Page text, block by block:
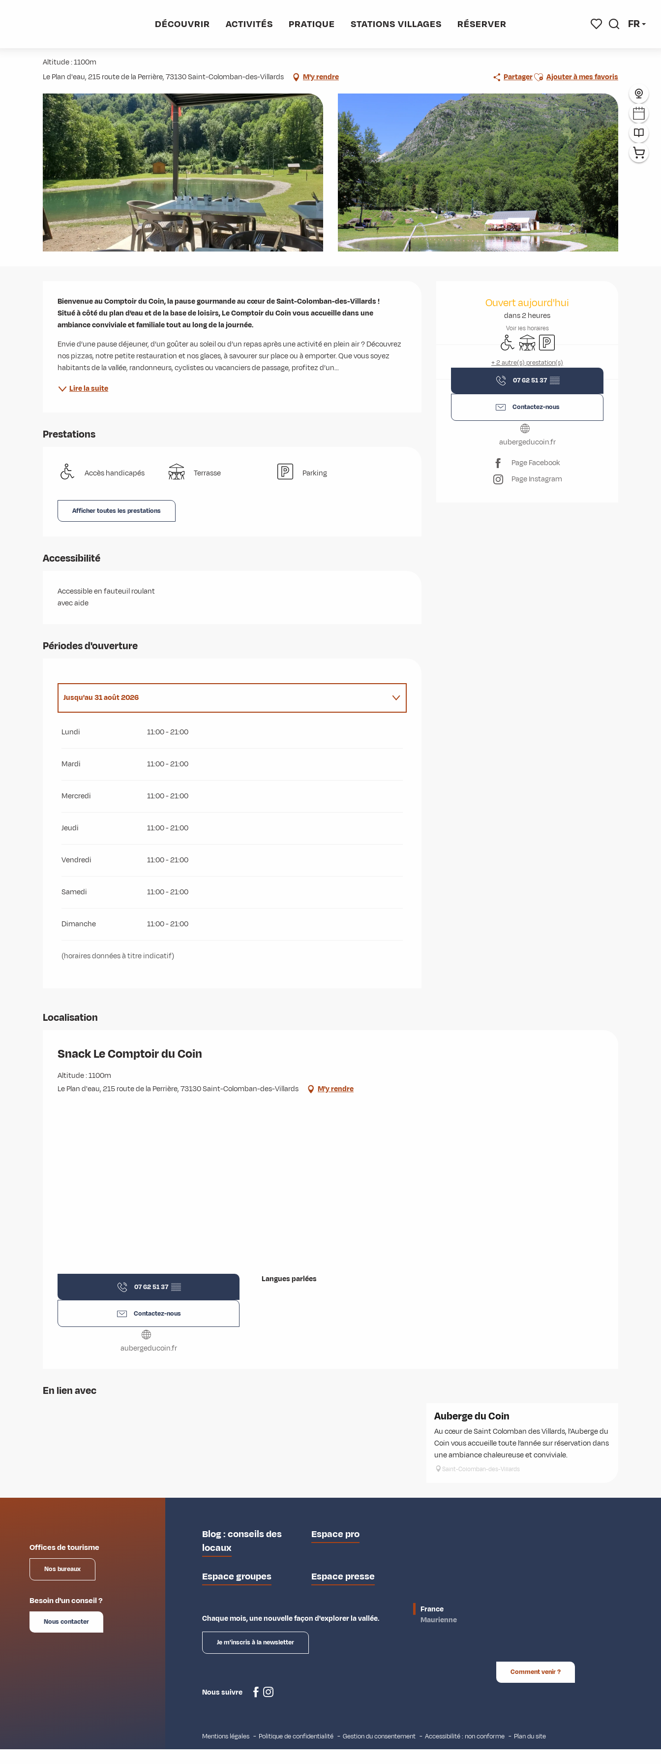
FR
DÉCOUVRIR ACTIVITÉS PRATIQUE STATIONS VILLAGES RÉSERVER
Altitude : 1100m
Le Plan d'eau, 215 route de la Perrière, 73130 Saint-Colomban-des-Villards
M'y rendre PartagerAjouter aux favoris
Ajouter à mes favoris
Ouverture et coordonnées
Ouvert aujourd'hui
dans 2 heures
Voir les horaires
Accès handicapés
TerrasseParking
+ 2 autre(s) prestation(s)
07 62 51 37 ▒▒
Contactez-nous
aubergeducoin.fr
Page Facebook
Page Instagram
Description
Bienvenue au Comptoir du Coin, la pause gourmande au cœur de Saint-Colomban-des-Villards !
Situé à côté du plan d’eau et de la base de loisirs, Le Comptoir du Coin vous accueille dans une
ambiance conviviale et familiale tout au long de la journée.
Envie d’une pause déjeuner, d’un goûter au soleil ou d’un repas après une activité en plein air ? Découvrez
nos pizzas, notre petite restauration et nos glaces, à savourer sur place ou à emporter. Que vous soyez
habitants de la vallée, randonneurs, cyclistes ou vacanciers de passage, profitez d’un...
Lire la suite
Prestations
Accès handicapés Terrasse Parking
Afficher toutes les prestations
Accessibilité
Accessible en fauteuil roulant
avec aide
Périodes d'ouverture
1 juin 2026
Jusqu'au31 août 2026
Lundi 11:00 - 21:00
Mardi 11:00 - 21:00
Mercredi 11:00 - 21:00
Jeudi 11:00 - 21:00
Vendredi 11:00 - 21:00
Samedi 11:00 - 21:00
Dimanche 11:00 - 21:00
(horaires données à titre indicatif)
Localisation
Snack Le Comptoir du Coin
Altitude : 1100m
Le Plan d'eau, 215 route de la Perrière, 73130 Saint-Colomban-des-Villards
M'y rendre
07 62 51 37 ▒▒
Contactez-nous
aubergeducoin.fr
Langues parlées
Langues parlées
En lien avec
Auberge du Coin
Au cœur de Saint Colomban des Villards, l’Auberge du
Coin vous accueille toute l’année sur réservation dans
une ambiance chaleureuse et conviviale.
Saint-Colomban-des-Villards
Offices de tourisme
Nos bureaux
Besoin d'un conseil ?
Nous contacter
Blog : conseils des
locaux
Espace pro
Espace groupes Espace presse
Chaque mois, une nouvelle façon d'explorer la vallée.
Je m'inscris à la newsletter
Nous suivre
France
Maurienne
Comment venir ?
Mentions légales Politique de confidentialité Gestion du consentement Accessibilité : non conforme Plan du site